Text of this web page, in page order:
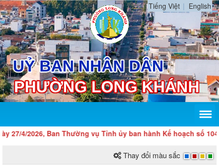
Tiếng Việt English
4/2026, Ban Thường vụ Tỉnh ủy ban hành Kế hoạch số 104-
Thay đổi màu sắc